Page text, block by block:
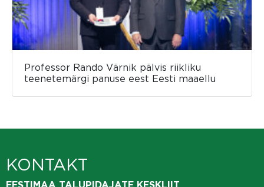
Professor Rando Värnik pälvis riikliku
teenetemärgi panuse eest Eesti maaellu
KONTAKT